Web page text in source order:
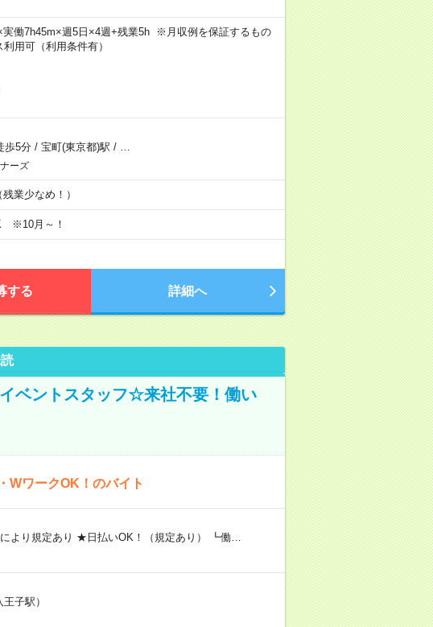
働7h45m×週5日×4週+残業5h ※月収例を保証するもの
用可（利用条件有）
歩5分/ 宝町(東京都)駅 /
ーズ
業少なめ！）
※10月～！
する 詳細へ
ベントスタッフ☆来社不要！働い
WワークOK！のバイト
より規定あり ★日払いOK！（規定あり） ┗働…
子駅）